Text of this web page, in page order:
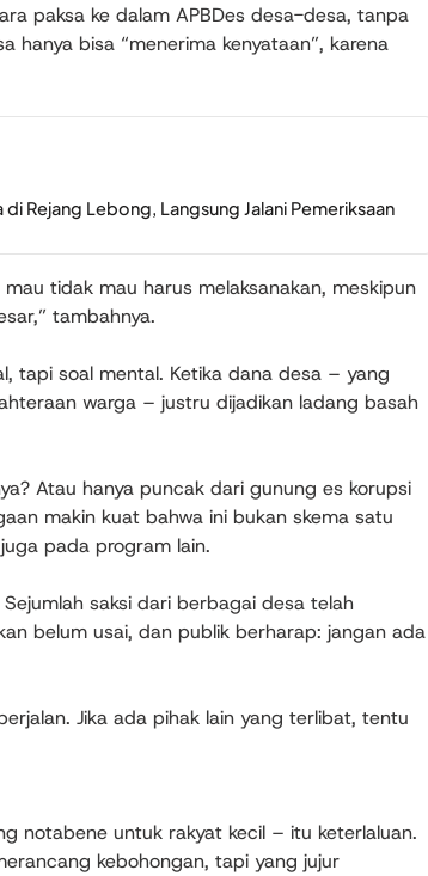
paksa ke dalam APBDes desa-desa, tanpa
hanya bisa “menerima kenyataan”, karena
Rejang Lebong, Langsung Jalani Pemeriksaan
tidak mau harus melaksanakan, meskipun
tambahnya.
tapi soal mental. Ketika dana desa – yang
warga – justru dijadikan ladang basah
Atau hanya puncak dari gunung es korupsi
makin kuat bahwa ini bukan skema satu
pada program lain.
saksi dari berbagai desa telah
belum usai, dan publik berharap: jangan ada
Jika ada pihak lain yang terlibat, tentu
notabene untuk rakyat kecil – itu keterlaluan.
kebohongan, tapi yang jujur